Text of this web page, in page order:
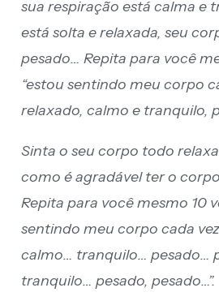
sua respiração está calma e
está solta e relaxada, seu
pesado… Repita para você
“estou sentindo meu corpo
relaxado, calmo e tranquilo,
Sinta o seu corpo todo
como é agradável ter o
Repita para você mesmo 10
sentindo meu corpo cada
calmo… tranquilo… pesado…
tranquilo… pesado, pesado…”.